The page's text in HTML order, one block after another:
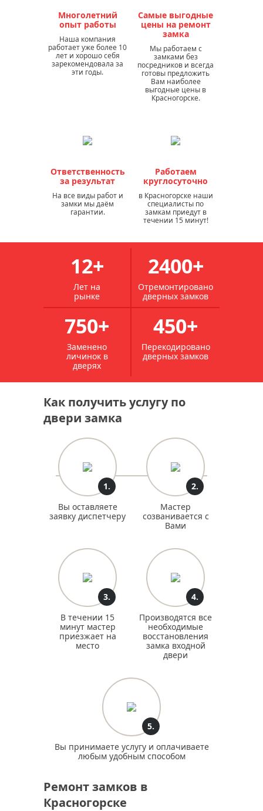
Многолетний
опыт работы
Наша компания
работает уже более 10
лет и хорошо себя
зарекомендовала за
эти годы.
Самые выгодные
цены на ремонт
замка
Мы работаем с
замками без
посредников и всегда
готовы предложить
Вам наиболее
выгодные цены в
Красногорске.
Ответственность
за результат
На все виды работ и
замки мы даём
гарантии.
Работаем
круглосуточно
в Красногорске наши
специалисты по
замкам приедут в
течении 15 минут!
12+
Лет на
рынке
2400+
Отремонтировано
дверных замков
750+
Заменено
личинок в
дверях
450+
Перекодировано
дверных замков
Как получить услугу по
двери замка
1.
Вы оставляете
заявку диспетчеру
2.
Мастер
созванивается с
Вами
3.
В течении 15
минут мастер
приезжает на
место
4.
Производятся все
необходимые
восстановления
замка входной
двери
5.
Вы принимаете услугу и оплачиваете
любым удобным способом
Ремонт замков в
Красногорске